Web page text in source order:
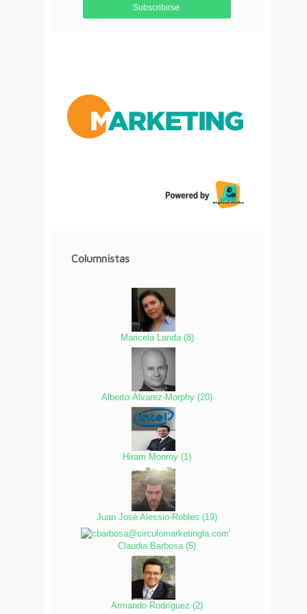
Columnistas
Maricela Landa (8)
Alberto Álvarez-Morphy (20)
Hiram Monroy (1)
Juan José Alessio-Robles (19)
Claudia Barbosa (5)
Armando Rodríguez (2)